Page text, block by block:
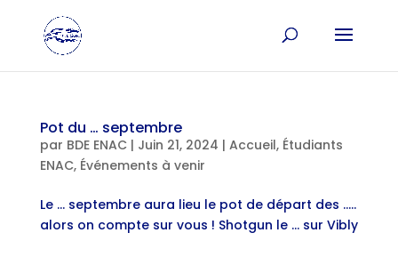
Pot du … septembre
par BDE ENAC| Juin 21, 2024 | Accueil, Étudiants
ENAC, Événements à venir
Le … septembre aura lieu le pot de départ des …..
alors on compte sur vous ! Shotgun le … sur Vibly